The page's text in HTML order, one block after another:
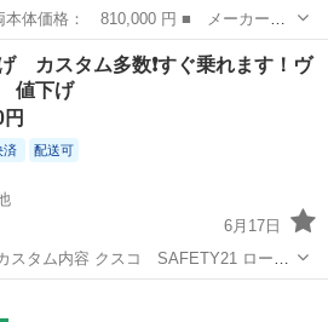
ォーグ ■ グレード名： １．６Ｇ
ィション ４ＷＤ アダプティブクルー
カスタム多数❗️すぐ乗れます！ヴ
値下げ
済 配送可
6月17日
スポット補強 ファイナルコネクション車